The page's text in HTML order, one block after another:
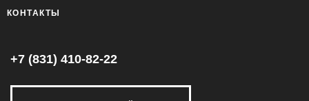
КОНТАКТЫ
+7 (831) 410-82-22